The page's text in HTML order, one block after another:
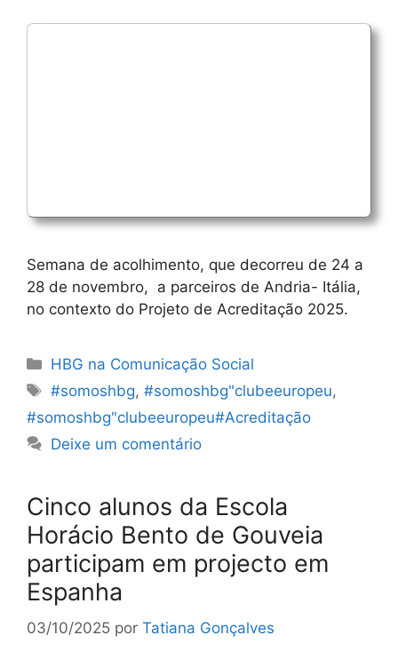
Semana de acolhimento, que decorreu de 24 a
28 de novembro, a parceiros de Andria- Itália,
no contexto do Projeto de Acreditação 2025.
Categorias
HBG na Comunicação Social
Etiquetas
#somoshbg,#somoshbg"clubeeuropeu,
#somoshbg"clubeeuropeu#Acreditação
Deixe um comentário
Cinco alunos da Escola
Horácio Bento de Gouveia
participam em projecto em
Espanha
03/10/2025 por Tatiana Gonçalves